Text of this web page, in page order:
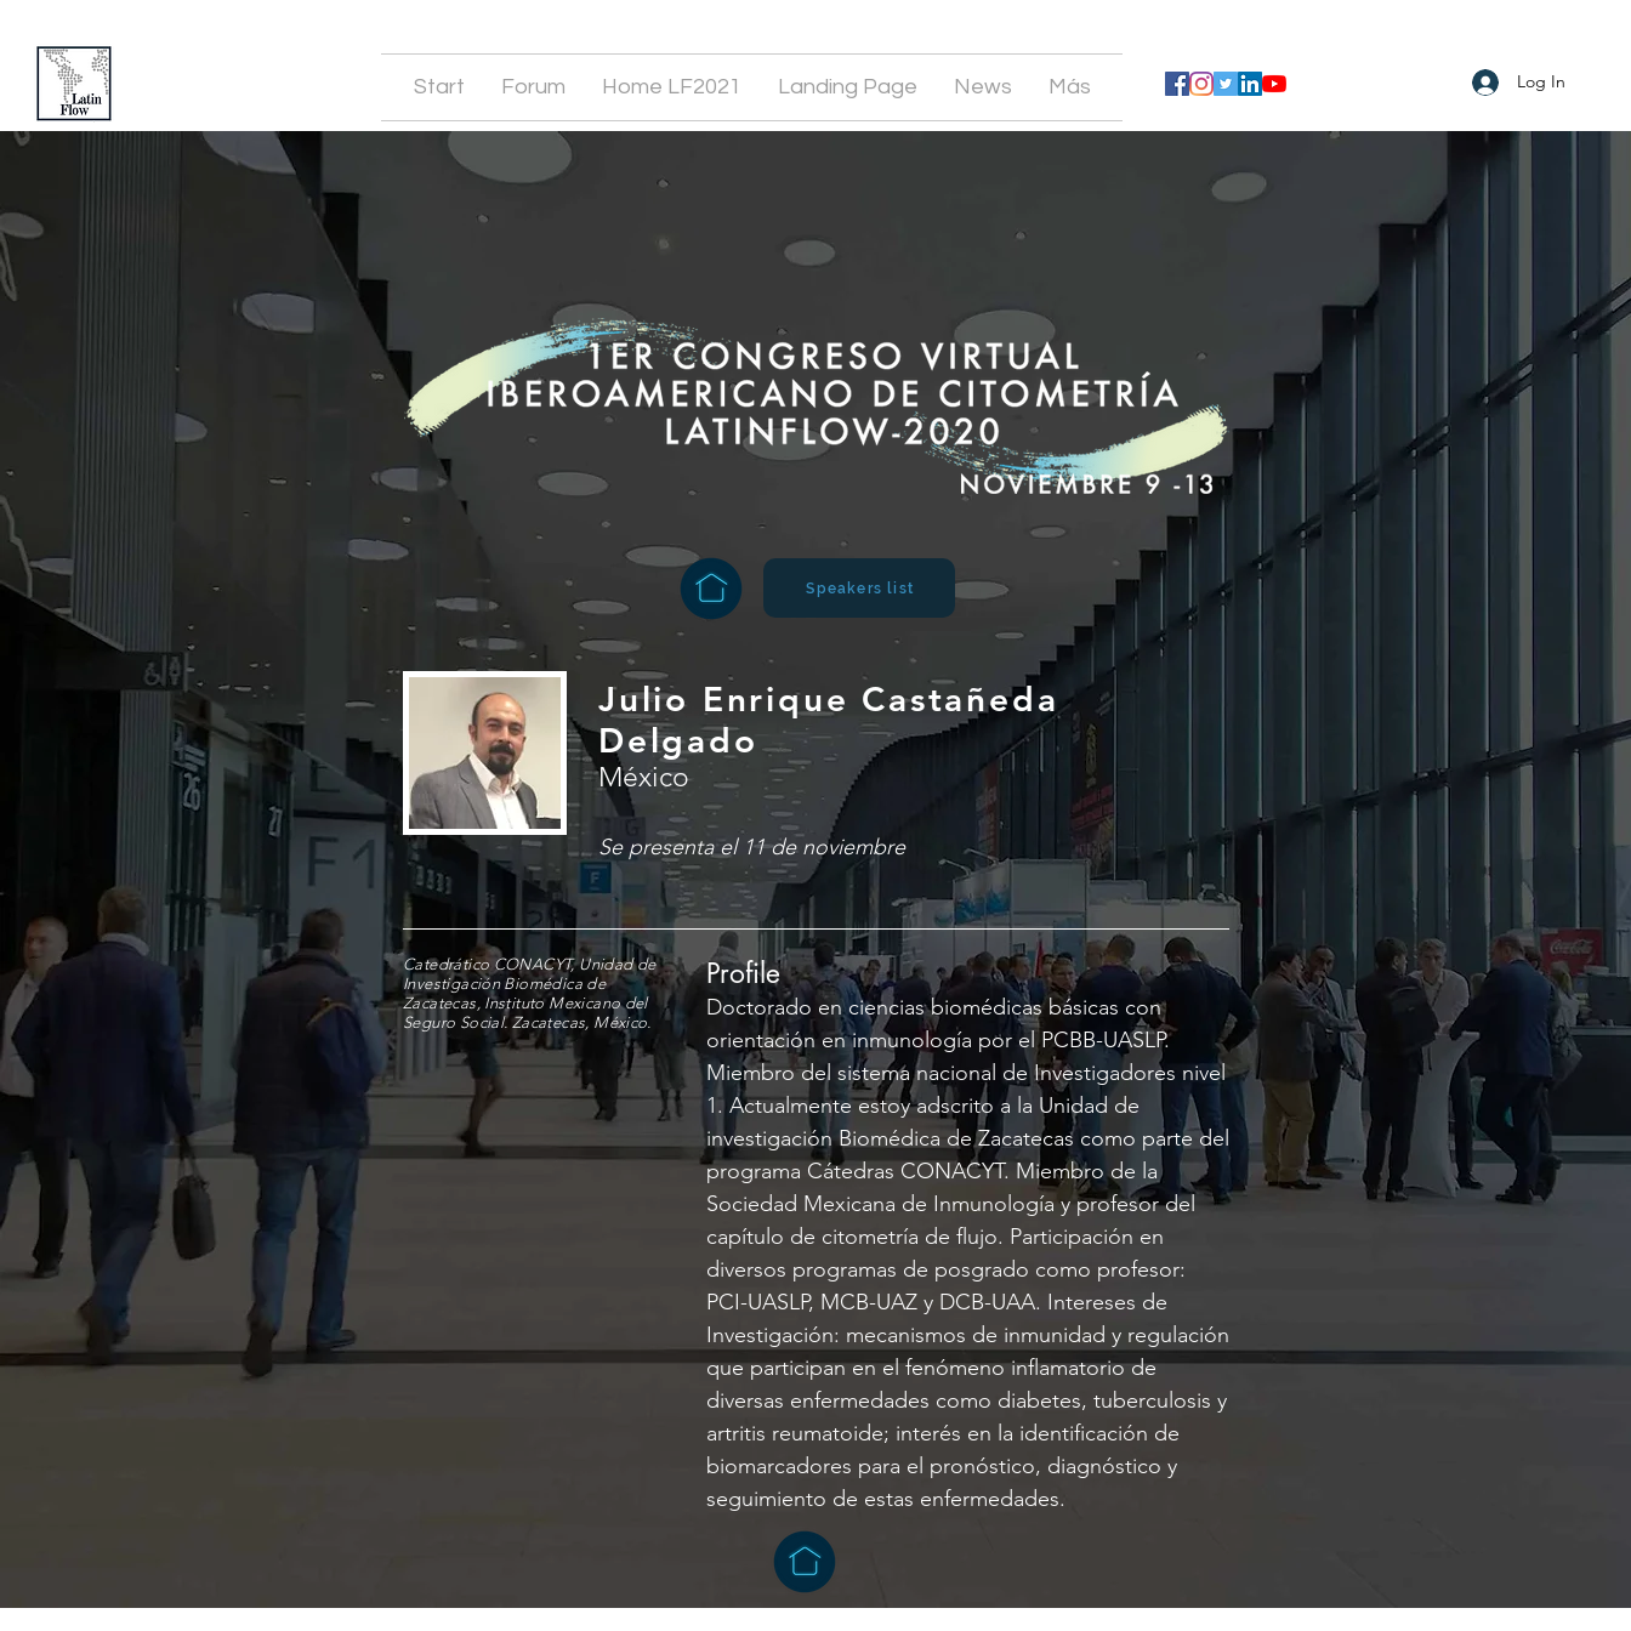
Start Forum Home LF2021 Landing Page News Más Log In
Speakers list
Julio Enrique Castañeda
Delgado
México
Se presenta el 11 de noviembre
Catedrático CONACYT, Unidad de
Investigación Biomédica de
Zacatecas, Instituto Mexicano del
Seguro Social. Zacatecas, México.
Profile
Doctorado en ciencias biomédicas básicas con
orientación en inmunología por el PCBB-UASLP.
Miembro del sistema nacional de Investigadores nivel
1. Actualmente estoy adscrito a la Unidad de
investigación Biomédica de Zacatecas como parte del
programa Cátedras CONACYT. Miembro de la
Sociedad Mexicana de Inmunología y profesor del
capítulo de citometría de flujo. Participación en
diversos programas de posgrado como profesor:
PCI-UASLP, MCB-UAZ y DCB-UAA. Intereses de
Investigación: mecanismos de inmunidad y regulación
que participan en el fenómeno inflamatorio de
diversas enfermedades como diabetes, tuberculosis y
artritis reumatoide; interés en la identificación de
biomarcadores para el pronóstico, diagnóstico y
seguimiento de estas enfermedades.